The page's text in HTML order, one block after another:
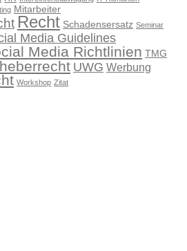
Mitarbeiter
Recht Schadensersatz Seminar
Media Guidelines
Media Richtlinien TMG
UWG Werbung
Workshop Zitat